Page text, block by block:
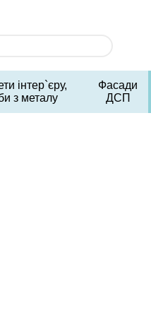
інтер`єру,
з металу
Фасади
ДСП